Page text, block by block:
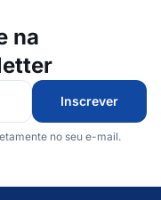
na
Inscrever
no seu e-mail.